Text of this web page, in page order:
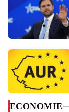
ECONOMIE